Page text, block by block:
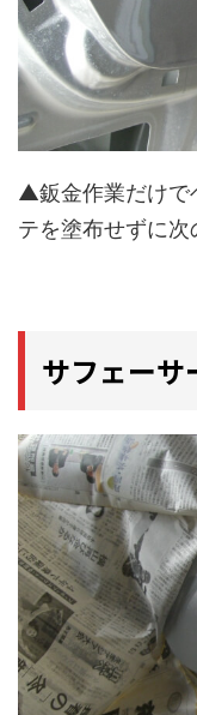
▲鈑金作業だけで
テを塗布せずに次
サフェーサ